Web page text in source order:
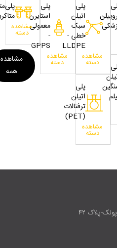
پلی
اتیلن
سبک
خطی -
LLDPE
مشاهده
دسته
پلی
اتیلن
ترفتالات
(PET)
مشاهده
دسته
پلی
استایرن
معمولی
-
GPPS
مشاهده
دسته
مشاهده
دسته
مشاهده
همه